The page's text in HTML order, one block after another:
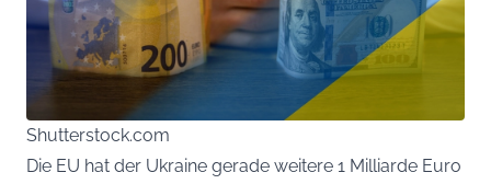
Shutterstock.com
Die EU hat der Ukraine gerade weitere 1 Milliarde Euro